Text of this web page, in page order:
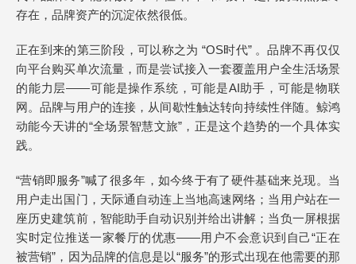
存在，品牌资产的沉淀依然很低。
正在到来的第三阶段，可以称之为 “OS时代” 。品牌不再仅仅
向平台购买单次流量，而是尝试接入一套覆盖用户全生活场景
的能力层——可能是操作系统，可能是AI助手，可能是物联
网。品牌与用户的连接，从间歇性触达转向持续性伴随。鲸鸿
动能今天讲的“全场景智慧文旅”，正是这个趋势的一个具体实
践。
“营销即服务”喊了很多年，如今终于有了硬件基础来兑现。当
用户走出国门，天际通自动连上当地高速网络；当用户站在一
座历史建筑前，智能助手自动识别并给出讲解；当负一屏根据
实时定位推送一家餐厅的优惠——用户不会意识到自己“正在
被营销”，因为品牌的信息是以“服务”的形式出现在他需要的那